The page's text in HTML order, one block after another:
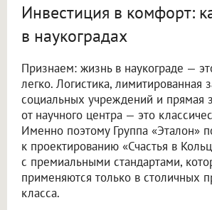
Инвестиция в комфорт:
в наукоградах
Признаем: жизнь в наукограде —
легко. Логистика, лимитированная
социальных учреждений и прямая
от научного центра — это
Именно поэтому Группа «Эталон»
к проектированию «Счастья в
с премиальными стандартами,
применяются только в столичных
класса.